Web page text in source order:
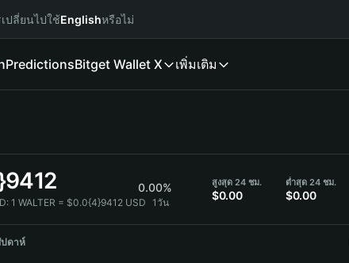
ปลี่ยนไปใช้Englishหรือไม่
PredictionsBitget Wallet X เพิ่มเติม
0.00%
1 WALTER = $0.0{4}9412 USD 1วัน
สูงสุด 24 ชม.
$0.00
ต่ำสุด 24 ชม.
$0.00
ปดาห์